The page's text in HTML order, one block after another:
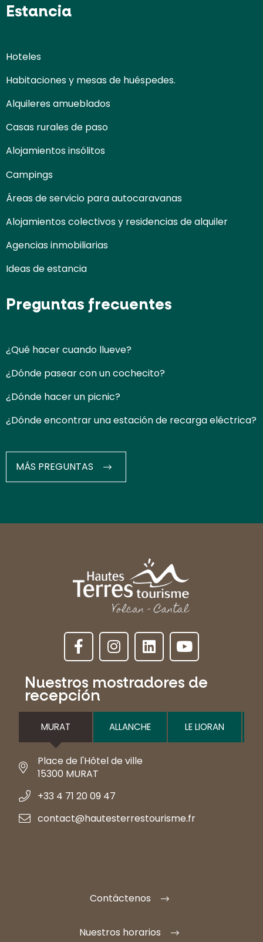
Estancia
Hoteles
Habitaciones y mesas de huéspedes.
Alquileres amueblados
Casas rurales de paso
Alojamientos insólitos
Campings
Áreas de servicio para autocaravanas
Alojamientos colectivos y residencias de alquiler
Agencias inmobiliarias
Ideas de estancia
Preguntas frecuentes
¿Qué hacer cuando llueve?
¿Dónde pasear con un cochecito?
¿Dónde hacer un picnic?
¿Dónde encontrar una estación de recarga eléctrica?
MÁS PREGUNTAS
Nuestros mostradores de
recepción
MURAT ALLANCHE LE LIORAN
Place de l'Hôtel de ville
15300 MURAT
+33 4 71 20 09 47
contact@hautesterrestourisme.fr
Contáctenos
Nuestros horarios